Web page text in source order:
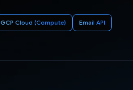
GCP Cloud (Compute) Email API